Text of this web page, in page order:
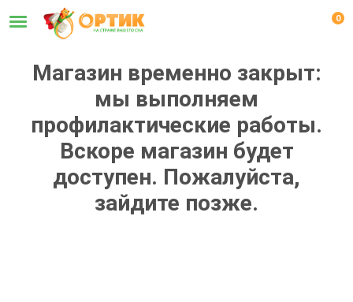
0
Магазин временно закрыт:
мы выполняем
профилактические работы.
Вскоре магазин будет
доступен. Пожалуйста,
зайдите позже.